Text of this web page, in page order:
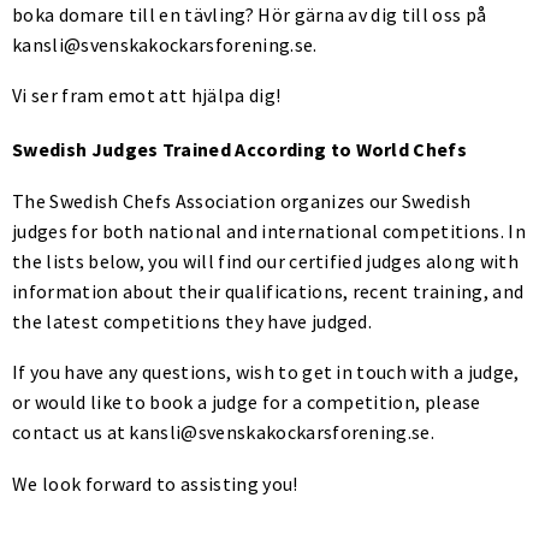
boka domare till en tävling? Hör gärna av dig till oss på
kansli@svenskakockarsforening.se.
Vi ser fram emot att hjälpa dig!
Swedish Judges Trained According to World Chefs
The Swedish Chefs Association organizes our Swedish
judges for both national and international competitions. In
the lists below, you will find our certified judges along with
information about their qualifications, recent training, and
the latest competitions they have judged.
If you have any questions, wish to get in touch with a judge,
or would like to book a judge for a competition, please
contact us at kansli@svenskakockarsforening.se.
We look forward to assisting you!